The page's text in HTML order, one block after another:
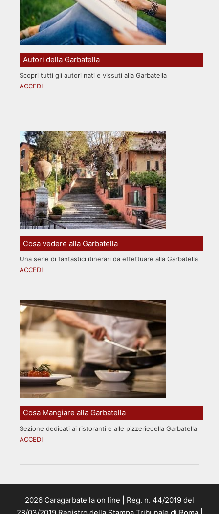
Autori della Garbatella
Scopri tutti gli autori nati e vissuti alla Garbatella
ACCEDI
Cosa vedere alla Garbatella
Una serie di fantastici itinerari da effettuare alla Garbatella
ACCEDI
Cosa Mangiare alla Garbatella
Sezione dedicati ai ristoranti e alle pizzeriedella Garbatella
ACCEDI
2026 Caragarbatella on line | Reg. n. 44/2019 del
28/03/2019 Registro della Stampa Tribunale di Roma |